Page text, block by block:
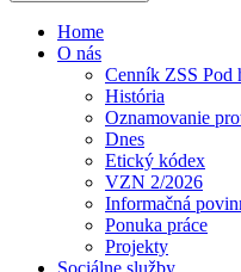
Home
O nás
Cenník ZSS Pod
História
Oznamovanie
Dnes
Etický kódex
VZN 2/2026
Informačná
Ponuka práce
Projekty
Sociálne služby